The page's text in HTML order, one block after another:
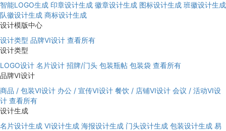
智能LOGO生成 印章设计生成 徽章设计生成 图标设计生成 班徽设计生成
队徽设计生成 商标设计生成
设计模版中心
设计类型 品牌VI设计 查看所有
设计类型
LOGO设计 名片设计 招牌/门头 包装瓶帖 包装袋 查看所有
品牌VI设计
商品 / 包装VI设计 办公 / 宣传VI设计 餐饮 / 店铺VI设计 会议 / 活动VI设
计 查看所有
设计生成
名片设计生成 VI设计生成 海报设计生成 门头设计生成 包装设计生成 易